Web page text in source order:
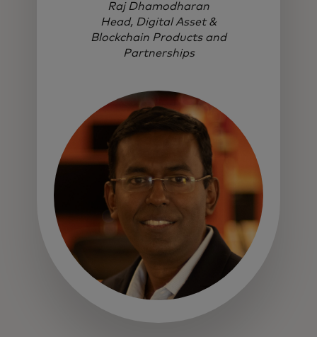
Raj Dhamodharan
Head, Digital Asset &
Blockchain Products and
Partnerships
se abre en una pestaña nueva